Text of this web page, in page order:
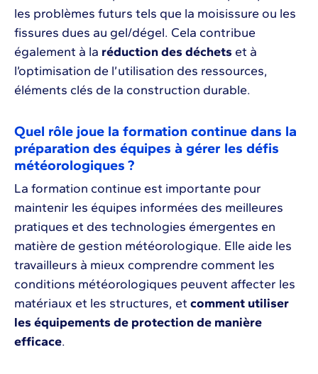
les problèmes futurs tels que la moisissure ou les
fissures dues au gel/dégel. Cela contribue
également à la réduction des déchets et à
l’optimisation de l’utilisation des ressources,
éléments clés de la construction durable.
Quel rôle joue la formation continue dans la
préparation des équipes à gérer les défis
météorologiques ?
La formation continue est importante pour
maintenir les équipes informées des meilleures
pratiques et des technologies émergentes en
matière de gestion météorologique. Elle aide les
travailleurs à mieux comprendre comment les
conditions météorologiques peuvent affecter les
matériaux et les structures, et comment utiliser
les équipements de protection de manière
efficace.